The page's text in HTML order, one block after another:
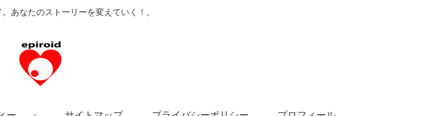
あなたのストーリーを変えていく！。